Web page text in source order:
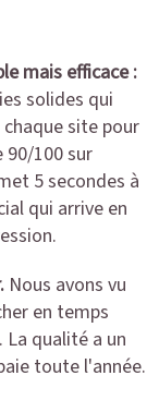
mais efficace :
solides qui
site pour
100 sur
5 secondes à
qui arrive en
Nous avons vu
en temps
La qualité a un
toute l'année.